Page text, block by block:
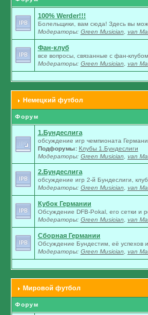
100% Werder!!!
Болельщики, вам сюда! Здесь вы
Модераторы: Green Musician van
Фан-клуб
все вопросы, связанные с фан-клубом
Модераторы: Green Musician van
Немецкий футбол
Форум
1.Бундеслига
обсуждение игр чемпионата
Подфорумы: Клубы 1.Бундеслиги
Модераторы: Green Musician van
2.Бундеслига
обсуждение игр 2-й Бундеслиги,
Модераторы: Green Musician van
Кубок Германии
Обсуждение DFB-Pokal, его сетки и
Модераторы: Green Musician van
Сборная Германии
Обсуждение Бундестим, её успехов и
Модераторы: Green Musician van
Мировой футбол
Форум